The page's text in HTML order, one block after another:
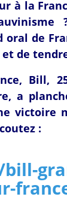
à la
de
de
Bill,
a
victoire
: